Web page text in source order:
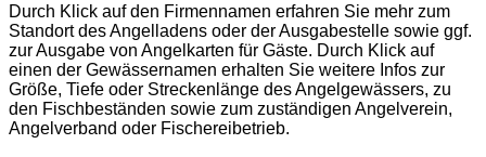
Durch Klick auf den Firmennamen erfahren Sie mehr zum
Standort des Angelladens oder der Ausgabestelle sowie ggf.
zur Ausgabe von Angelkarten für Gäste. Durch Klick auf
einen der Gewässernamen erhalten Sie weitere Infos zur
Größe, Tiefe oder Streckenlänge des Angelgewässers, zu
den Fischbeständen sowie zum zuständigen Angelverein,
Angelverband oder Fischereibetrieb.